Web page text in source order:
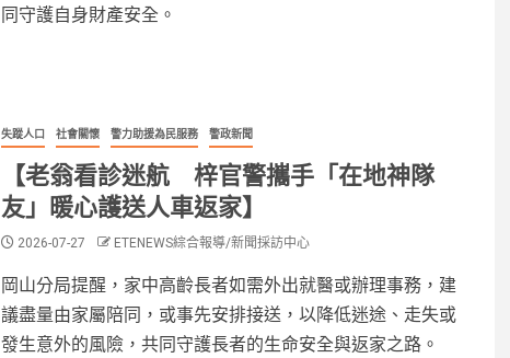
同守護自身財產安全。
失蹤人口 社會關懷 警力助援為民服務 警政新聞
【老翁看診迷航 梓官警攜手「在地神隊
友」暖心護送人車返家】
2026-07-27 ETENEWS綜合報導/新聞採訪中心
岡山分局提醒，家中高齡長者如需外出就醫或辦理事務，建
議盡量由家屬陪同，或事先安排接送，以降低迷途、走失或
發生意外的風險，共同守護長者的生命安全與返家之路。